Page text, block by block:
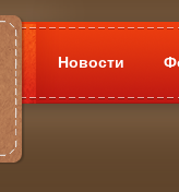
Новости